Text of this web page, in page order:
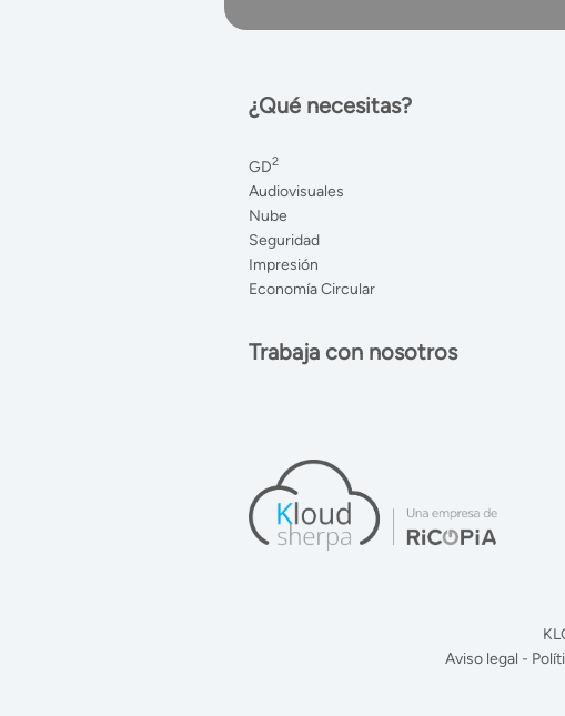
¿Qué necesitas?
GD2
Audiovisuales
Nube
Seguridad
Impresión
Economía Circular
Trabaja con nosotros
Aviso legal -